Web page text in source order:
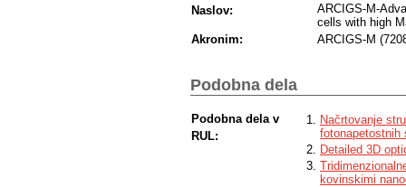
Naslov:
ARCIGS-M-
cells with high
Akronim:
ARCIGS-M
Podobna dela
Podobna dela v
RUL:
Načrtovanje
fotonapetostnih
Detailed 3D
kovinskimi